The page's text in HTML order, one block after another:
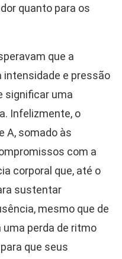
quanto para os
que a
intensidade e pressão
significar uma
Infelizmente, o
A, somado às
com a
corporal que, até o
sustentar
mesmo que de
uma perda de ritmo
que seus